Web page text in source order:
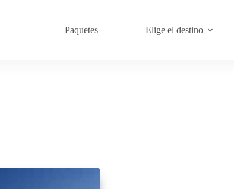
Paquetes Elige el destino